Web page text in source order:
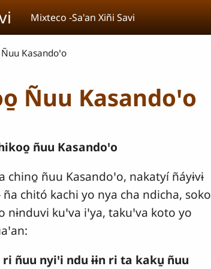
Mixteco -Sa'an Xiñi Savi
Kasandoꞌo
Ñuu Kasandoꞌo
ñuu Kasandoꞌo
chino̱ ñuu Kasandoꞌo, nakatyí ñáyɨvɨ
ña chitó kachi yo nya cha ndicha, soko
nɨnduvi kuꞌva iꞌya, takuꞌva koto yo
ri ñuu nyiꞌi ndu ɨɨn ri ta kaku̱ ñuu